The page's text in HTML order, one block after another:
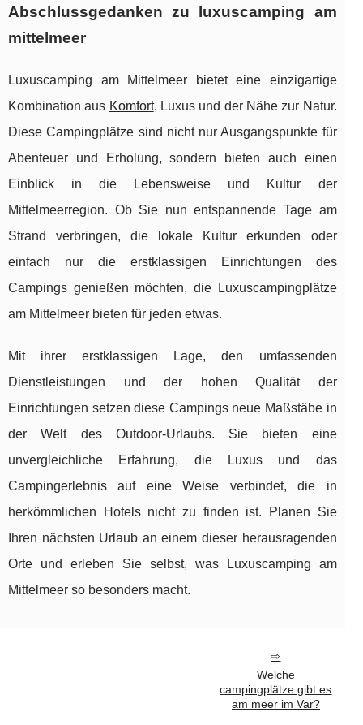
Abschlussgedanken zu luxuscamping am
mittelmeer
Luxuscamping am Mittelmeer bietet eine einzigartige
Kombination aus Komfort, Luxus und der Nähe zur Natur.
Diese Campingplätze sind nicht nur Ausgangspunkte für
Abenteuer und Erholung, sondern bieten auch einen
Einblick in die Lebensweise und Kultur der
Mittelmeerregion. Ob Sie nun entspannende Tage am
Strand verbringen, die lokale Kultur erkunden oder
einfach nur die erstklassigen Einrichtungen des
Campings genießen möchten, die Luxuscampingplätze
am Mittelmeer bieten für jeden etwas.
Mit ihrer erstklassigen Lage, den umfassenden
Dienstleistungen und der hohen Qualität der
Einrichtungen setzen diese Campings neue Maßstäbe in
der Welt des Outdoor-Urlaubs. Sie bieten eine
unvergleichliche Erfahrung, die Luxus und das
Campingerlebnis auf eine Weise verbindet, die in
herkömmlichen Hotels nicht zu finden ist. Planen Sie
Ihren nächsten Urlaub an einem dieser herausragenden
Orte und erleben Sie selbst, was Luxuscamping am
Mittelmeer so besonders macht.
Welche
campingplätze gibt es
am meer im Var?